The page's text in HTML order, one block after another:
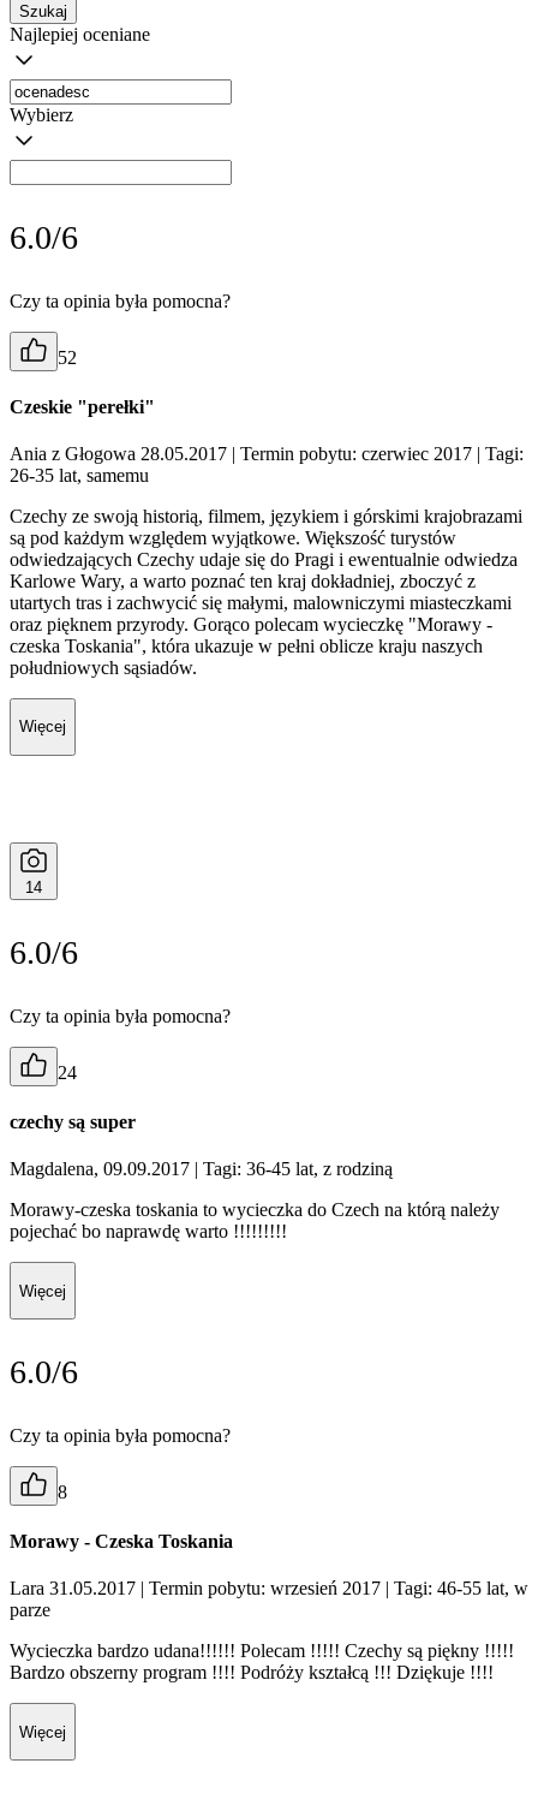
Szukaj
Najlepiej oceniane
Wybierz
6.0/6
Czy ta opinia była pomocna?
52
Czeskie "perełki"
Ania z Głogowa 28.05.2017 | Termin pobytu: czerwiec 2017 | Tagi:
26-35 lat, samemu
Czechy ze swoją historią, filmem, językiem i górskimi krajobrazami
są pod każdym względem wyjątkowe. Większość turystów
odwiedzających Czechy udaje się do Pragi i ewentualnie odwiedza
Karlowe Wary, a warto poznać ten kraj dokładniej, zboczyć z
utartych tras i zachwycić się małymi, malowniczymi miasteczkami
oraz pięknem przyrody. Gorąco polecam wycieczkę "Morawy -
czeska Toskania", która ukazuje w pełni oblicze kraju naszych
południowych sąsiadów.
Więcej
14
6.0/6
Czy ta opinia była pomocna?
24
czechy są super
Magdalena, 09.09.2017 | Tagi: 36-45 lat, z rodziną
Morawy-czeska toskania to wycieczka do Czech na którą należy
pojechać bo naprawdę warto !!!!!!!!!
Więcej
6.0/6
Czy ta opinia była pomocna?
8
Morawy - Czeska Toskania
Lara 31.05.2017 | Termin pobytu: wrzesień 2017 | Tagi: 46-55 lat, w
parze
Wycieczka bardzo udana!!!!!! Polecam !!!!! Czechy są piękny !!!!!
Bardzo obszerny program !!!! Podróży kształcą !!! Dziękuje !!!!
Więcej